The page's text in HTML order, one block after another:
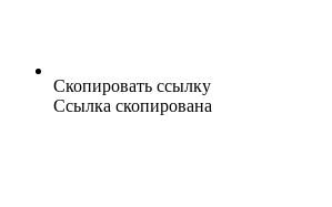
Скопировать ссылку
Ссылка скопирована